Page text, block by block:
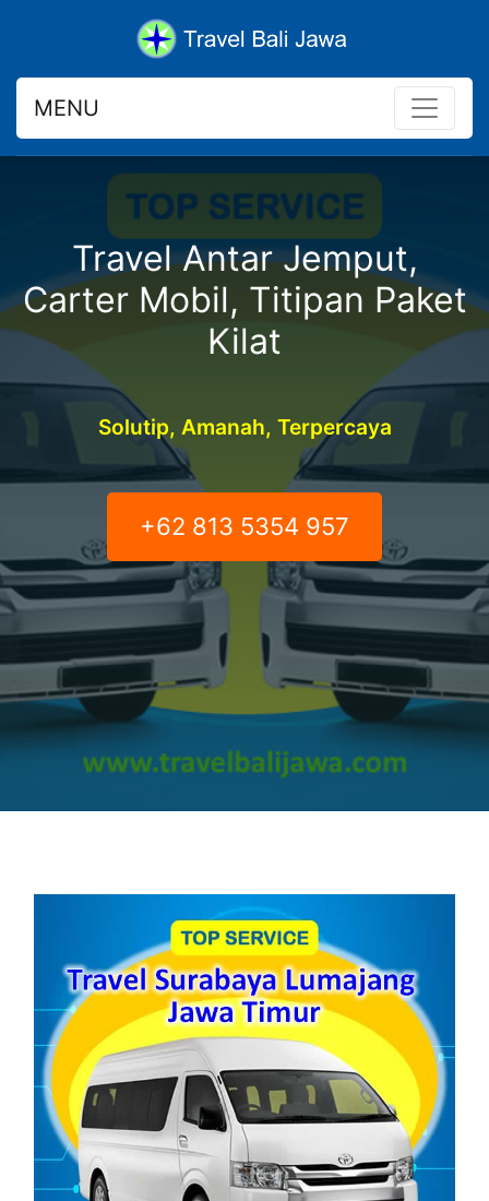
MENU
Travel Antar Jemput,
Carter Mobil, Titipan Paket
Kilat
Solutip, Amanah, Terpercaya
+62 813 5354 957